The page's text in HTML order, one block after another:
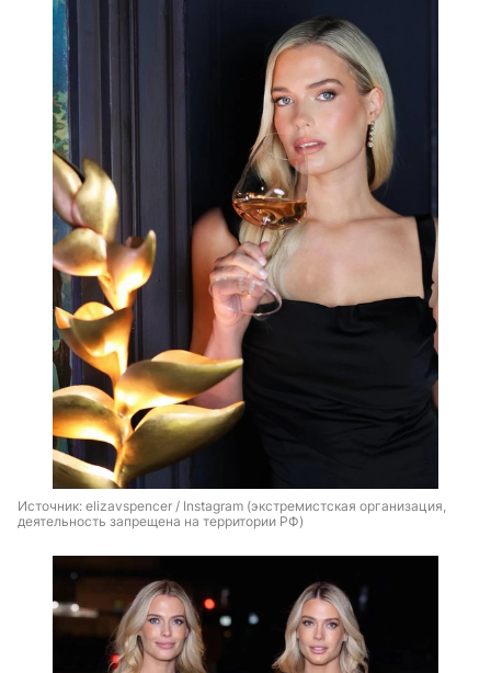
Источник: elizavspencer / Instagram (экстремистская организация,
деятельность запрещена на территории РФ)